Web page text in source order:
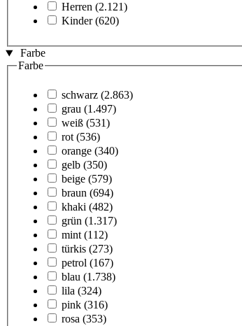
Herren (2.121)
Kinder (620)
Farbe
Farbe
schwarz (2.863)
grau (1.497)
weiß (531)
rot (536)
orange (340)
gelb (350)
beige (579)
braun (694)
khaki (482)
grün (1.317)
mint (112)
türkis (273)
petrol (167)
blau (1.738)
lila (324)
pink (316)
rosa (353)